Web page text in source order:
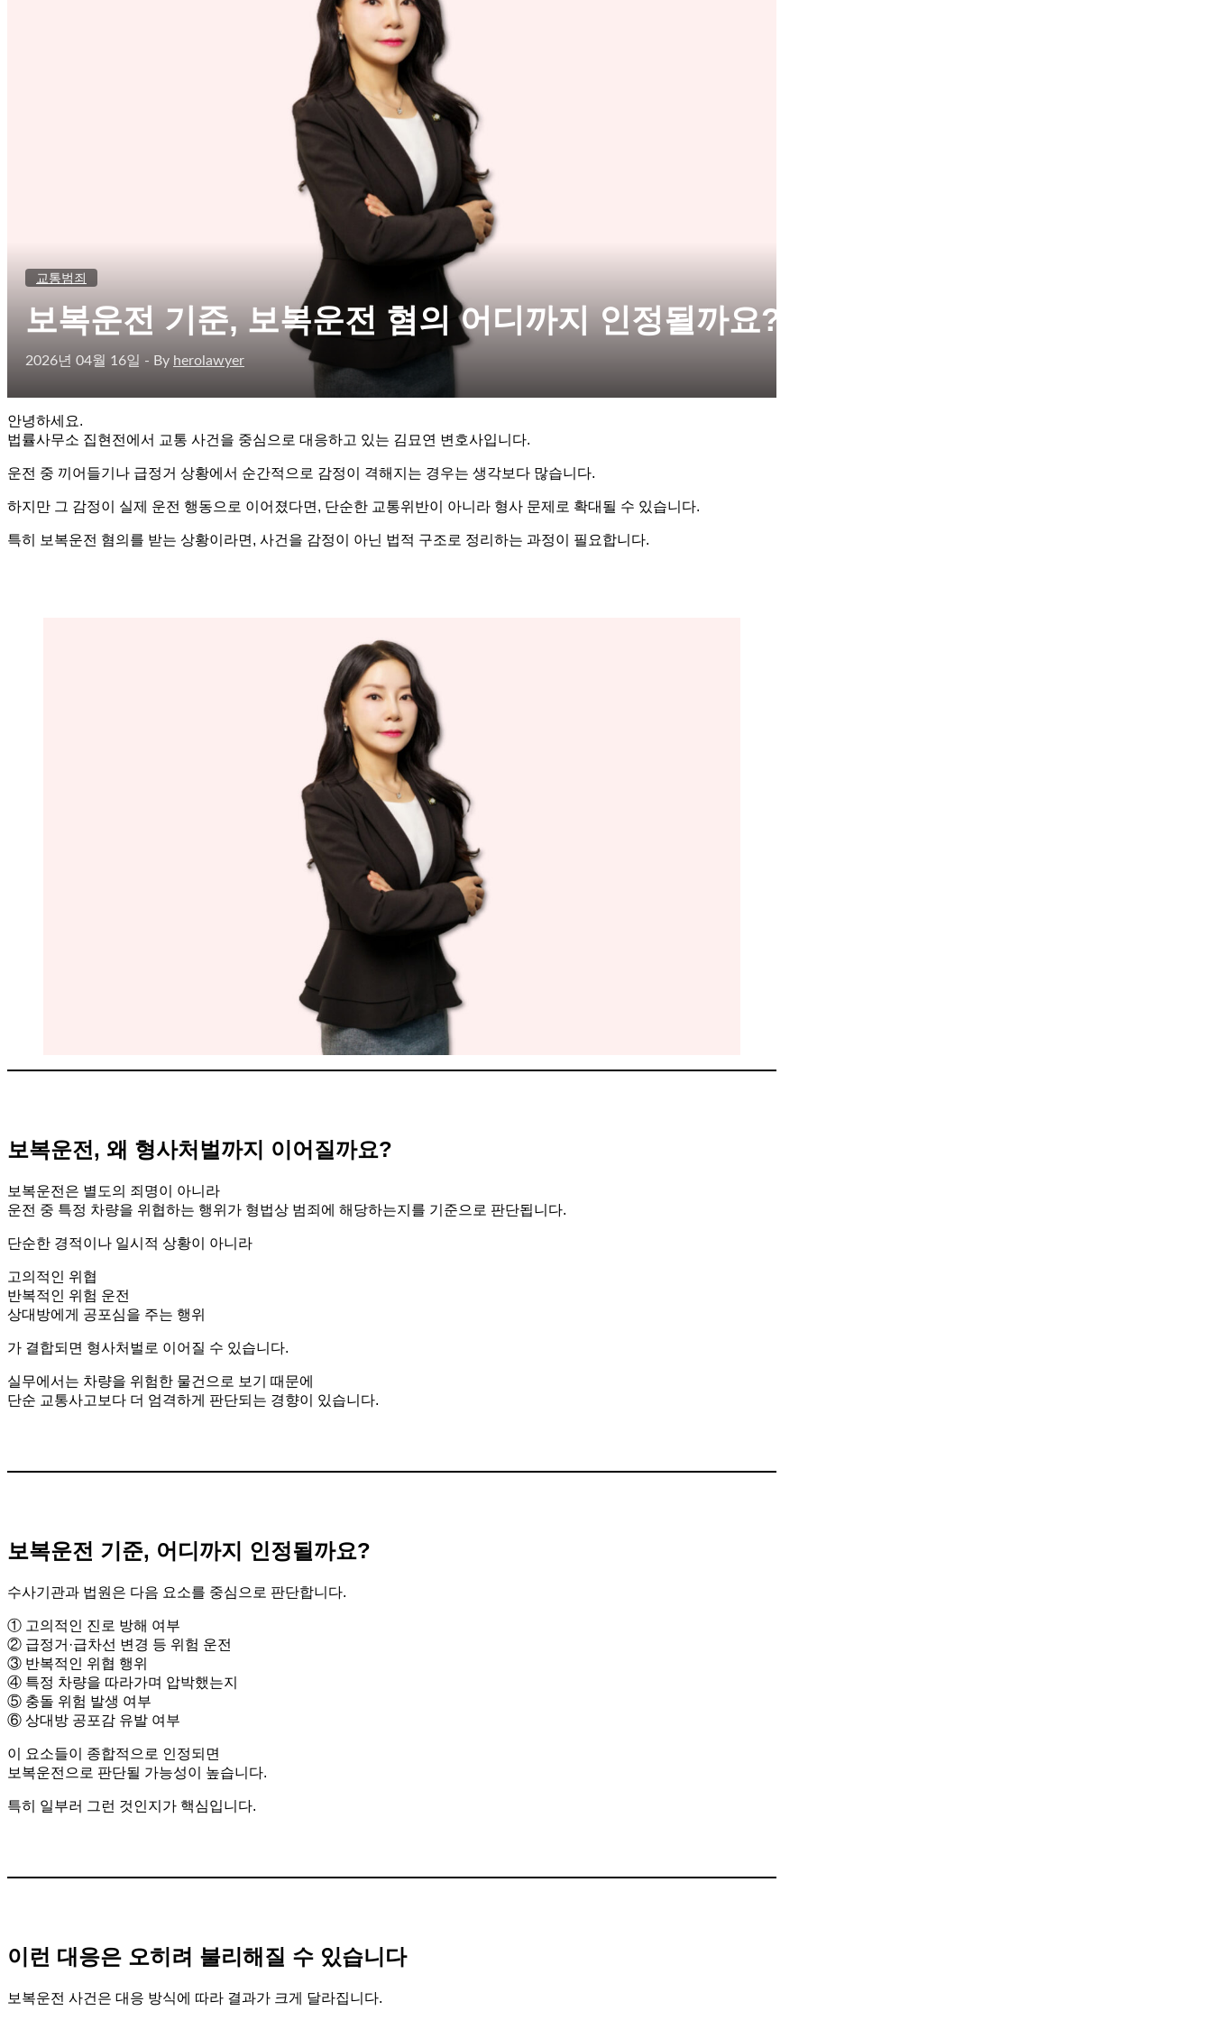
교통범죄
보복운전 기준, 보복운전 혐의 어디까지 인정될까요?
2026년 04월 16일 - By herolawyer
안녕하세요.
법률사무소 집현전에서 교통 사건을 중심으로 대응하고 있는 김묘연 변호사입니다.
운전 중 끼어들기나 급정거 상황에서 순간적으로 감정이 격해지는 경우는 생각보다 많습니다.
하지만 그 감정이 실제 운전 행동으로 이어졌다면, 단순한 교통위반이 아니라 형사 문제로 확대될 수 있습니다.
특히 보복운전 혐의를 받는 상황이라면, 사건을 감정이 아닌 법적 구조로 정리하는 과정이 필요합니다.
보복운전, 왜 형사처벌까지 이어질까요?
보복운전은 별도의 죄명이 아니라
운전 중 특정 차량을 위협하는 행위가 형법상 범죄에 해당하는지를 기준으로 판단됩니다.
단순한 경적이나 일시적 상황이 아니라
고의적인 위협
반복적인 위험 운전
상대방에게 공포심을 주는 행위
가 결합되면 형사처벌로 이어질 수 있습니다.
실무에서는 차량을 위험한 물건으로 보기 때문에
단순 교통사고보다 더 엄격하게 판단되는 경향이 있습니다.
보복운전 기준, 어디까지 인정될까요?
수사기관과 법원은 다음 요소를 중심으로 판단합니다.
① 고의적인 진로 방해 여부
② 급정거·급차선 변경 등 위험 운전
③ 반복적인 위협 행위
④ 특정 차량을 따라가며 압박했는지
⑤ 충돌 위험 발생 여부
⑥ 상대방 공포감 유발 여부
이 요소들이 종합적으로 인정되면
보복운전으로 판단될 가능성이 높습니다.
특히 일부러 그런 것인지가 핵심입니다.
이런 대응은 오히려 불리해질 수 있습니다
보복운전 사건은 대응 방식에 따라 결과가 크게 달라집니다.